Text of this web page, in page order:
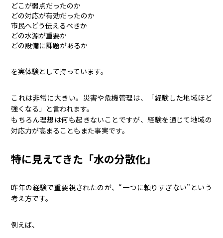
どこが弱点だったのか
どの対応が有効だったのか
市民へどう伝えるべきか
どの水源が重要か
どの設備に課題があるか
を実体験として持っています。
これは非常に大きい。災害や危機管理は、「経験した地域ほど
強くなる」と言われます。
もちろん理想は何も起きないことですが、経験を通じて地域の
対応力が高まることもまた事実です。
特に見えてきた「水の分散化」
昨年の経験で重要視されたのが、“一つに頼りすぎない”という
考え方です。
例えば、